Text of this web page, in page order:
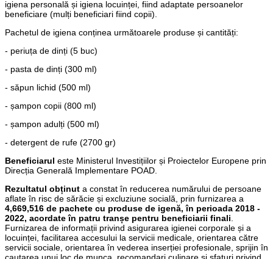
igiena personală și igiena locuinței, fiind adaptate persoanelor
beneficiare (mulți beneficiari fiind copii).
Pachetul de igiena conținea următoarele produse și cantități:
- periuța de dinți (5 buc)
- pasta de dinți (300 ml)
- săpun lichid (500 ml)
- șampon copii (800 ml)
- șampon adulți (500 ml)
- detergent de rufe (2700 gr)
Beneficiarul este Ministerul Investițiilor și Proiectelor Europene prin
Direcția Generală Implementare POAD.
Rezultatul obținut a constat în reducerea numărului de persoane
aflate în risc de sărăcie și excluziune socială, prin furnizarea a
4,669,516 de pachete cu produse de igenă, în perioada 2018 -
2022, acordate în patru tranșe pentru beneficiarii finali.
Furnizarea de informații privind asigurarea igienei corporale și a
locuinței, facilitarea accesului la servicii medicale, orientarea către
servicii sociale, orientarea în vederea inserției profesionale, sprijin în